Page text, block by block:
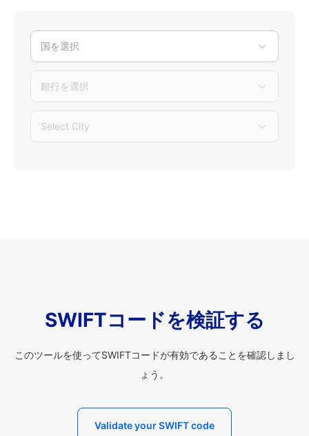
国を選択
銀行を選択
Select City
SWIFTコードを検証する
このツールを使ってSWIFTコードが有効であることを確認しまし
ょう。
Validate your SWIFT code